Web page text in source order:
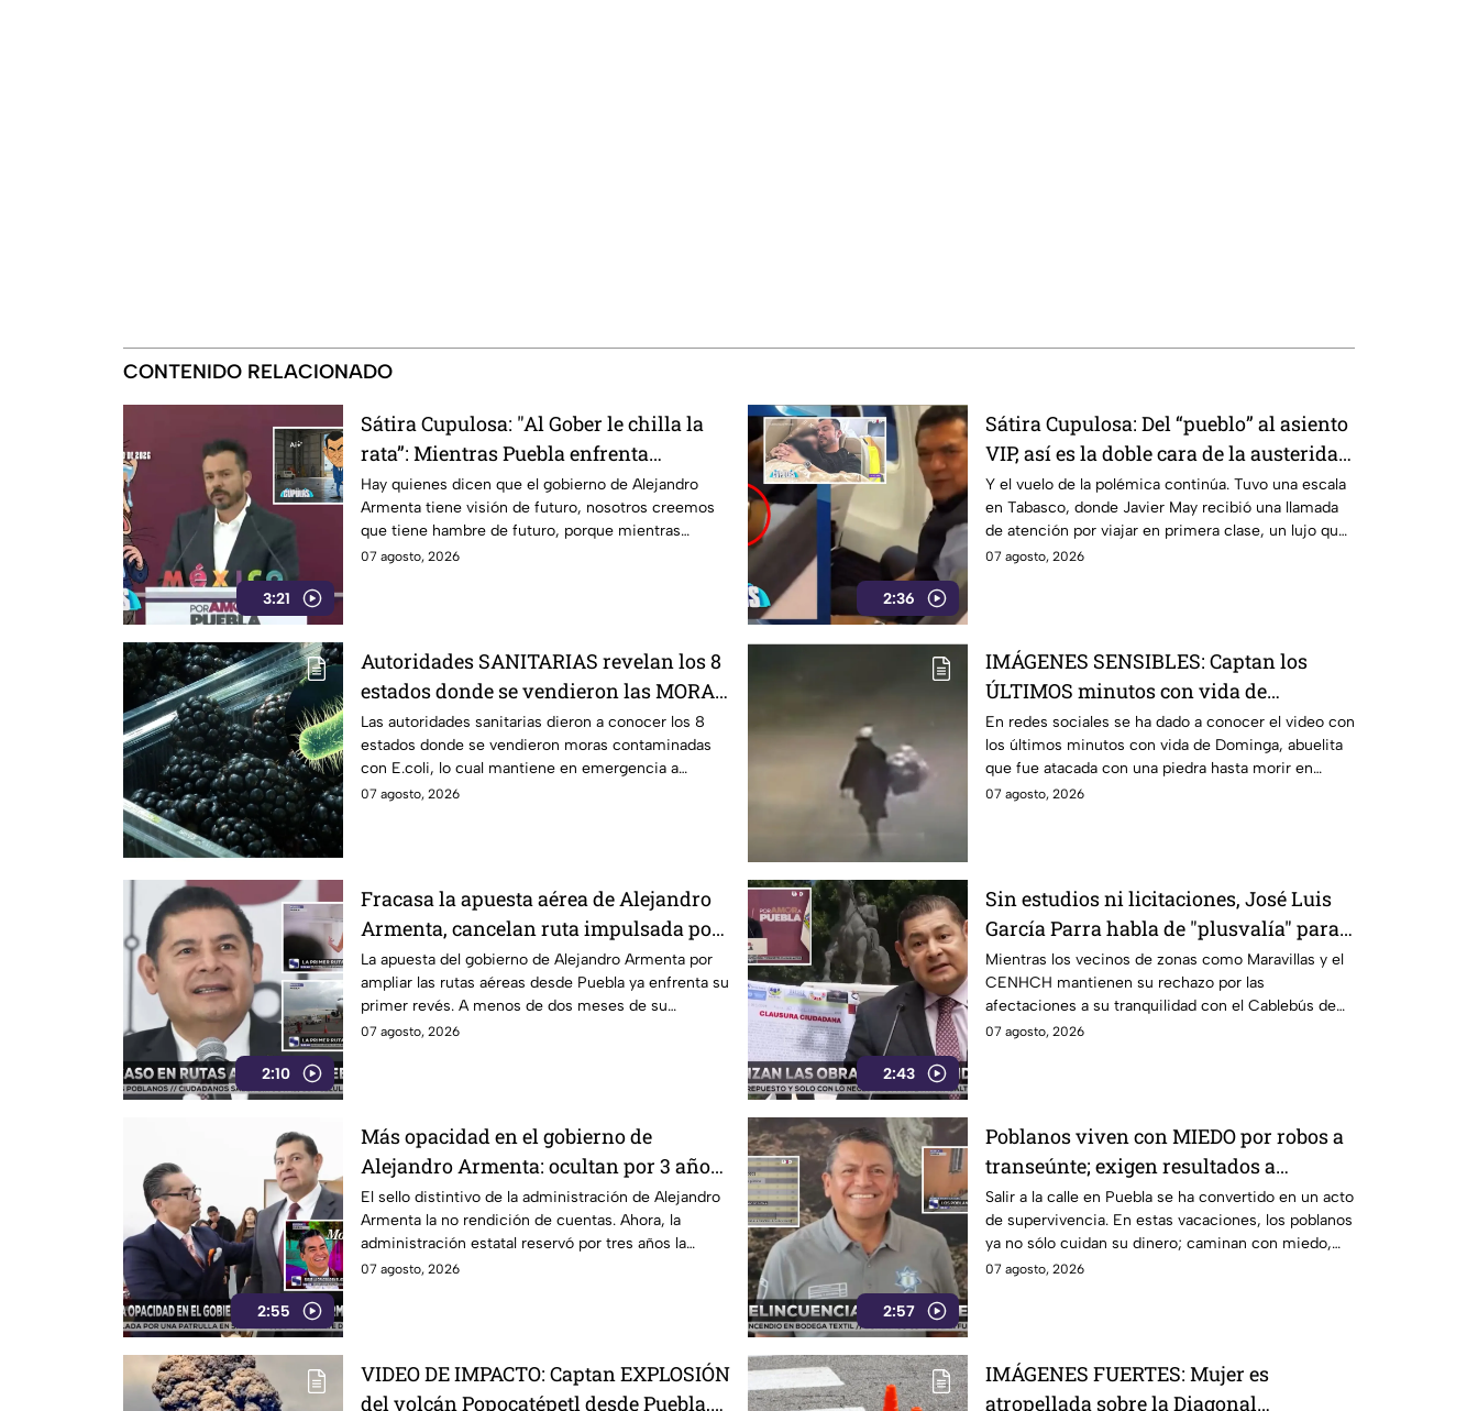
CONTENIDO RELACIONADO
3:21
Sátira Cupulosa: "Al Gober le chilla la
rata”: Mientras Puebla enfrenta
problemas, Armenta y su Coordinador
de las Mentiras, José Luis García Parra
ya impulsan nuevo proyecto millonario
Hay quienes dicen que el gobierno de Alejandro
Armenta tiene visión de futuro, nosotros creemos
que tiene hambre de futuro, porque mientras
siguen sin resolverse los problemas de inseguridad,
gober… ¡le chilla la rata!
07 agosto, 2026
2:36
Sátira Cupulosa: Del “pueblo” al asiento
VIP, así es la doble cara de la austeridad
morenista de Javier May, al puro “estilo
García Parra”
Y el vuelo de la polémica continúa. Tuvo una escala
en Tabasco, donde Javier May recibió una llamada
de atención por viajar en primera clase, un lujo que
según su propio partido no combina con la bandera
07 agosto, 2026
Autoridades SANITARIAS revelan los 8
estados donde se vendieron las MORAS
contaminadas con E.coli
Las autoridades sanitarias dieron a conocer los 8
estados donde se vendieron moras contaminadas
con E.coli, lo cual mantiene en emergencia a
Estados Unidos.
07 agosto, 2026
IMÁGENES SENSIBLES: Captan los
ÚLTIMOS minutos con vida de
Dominga, abuelita que murió atacada
en Amozoc
En redes sociales se ha dado a conocer el video con
los últimos minutos con vida de Dominga, abuelita
que fue atacada con una piedra hasta morir en
Amozoc
07 agosto, 2026
2:10
Fracasa la apuesta aérea de Alejandro
Armenta, cancelan ruta impulsada por
Turismo de Carla López-Malo
La apuesta del gobierno de Alejandro Armenta por
ampliar las rutas aéreas desde Puebla ya enfrenta su
primer revés. A menos de dos meses de su
lanzamiento, fue cancelado el vuelo a Ixtapa-
07 agosto, 2026
2:43
Sin estudios ni licitaciones, José Luis
García Parra habla de "plusvalía" para
imponer el Cablebús en Puebla
Mientras los vecinos de zonas como Maravillas y el
CENHCH mantienen su rechazo por las
afectaciones a su tranquilidad con el Cablebús de
Alejandro Armenta, el Coordinador de Gabinete,
estudios técnicos, las licitaciones y hasta el nombre
de la empresa constructora?
07 agosto, 2026
2:55
Más opacidad en el gobierno de
Alejandro Armenta: ocultan por 3 años
el gasto de la verbena de Rafael Moreno
Valle Buitrón
El sello distintivo de la administración de Alejandro
Armenta la no rendición de cuentas. Ahora, la
administración estatal reservó por tres años la
información sobre el gasto en la publicidad de la
y que vuelve a generar cuestionamientos sobre la
transparencia en el uso de los recursos de los
poblanos.
07 agosto, 2026
2:57
Poblanos viven con MIEDO por robos a
transeúnte; exigen resultados a
Francisco Sánchez González, secretario
de Seguridad Pública
Salir a la calle en Puebla se ha convertido en un acto
de supervivencia. En estas vacaciones, los poblanos
ya no sólo cuidan su dinero; caminan con miedo,
guardan sus objetos de valor y algunos hasta cargan
del año para los peatones
07 agosto, 2026
VIDEO DE IMPACTO: Captan EXPLOSIÓN
del volcán Popocatépetl desde Puebla,
IMÁGENES FUERTES: Mujer es
atropellada sobre la Diagonal